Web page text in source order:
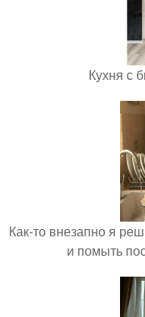
Кухня с
Как-то внезапно я
и помыть